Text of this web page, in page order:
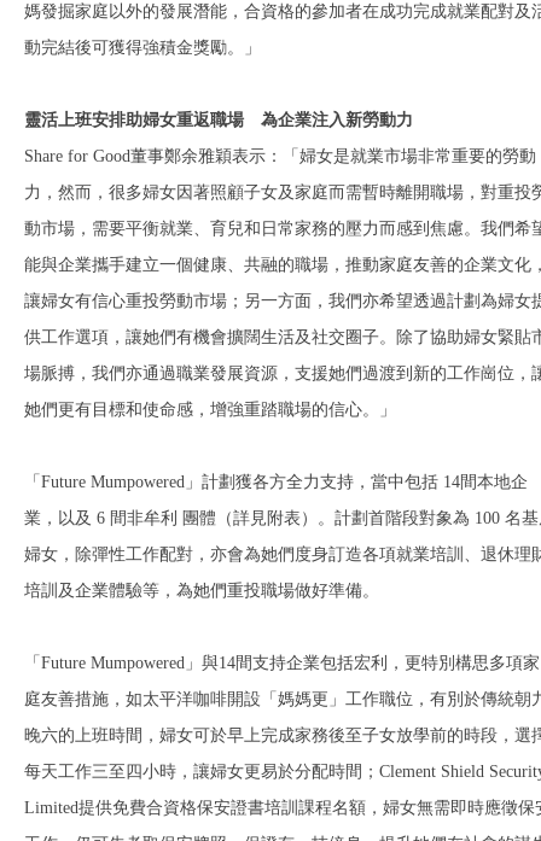
媽發掘家庭以外的發展潛能，合資格的參加者在成功完成就業配對及
動完結後可獲得強積金獎勵。」
靈活上班安排助婦女重返職場 為企業注入新勞動力
Share for Good董事鄭余雅穎表示：「婦女是就業市場非常重要的勞動
力，然而，很多婦女因著照顧子女及家庭而需暫時離開職場，對重投
動市場，需要平衡就業、育兒和日常家務的壓力而感到焦慮。我們希
能與企業攜手建立一個健康、共融的職場，推動家庭友善的企業文化
讓婦女有信心重投勞動市場；另一方面，我們亦希望透過計劃為婦女
供工作選項，讓她們有機會擴闊生活及社交圈子。除了協助婦女緊貼
場脈搏，我們亦通過職業發展資源，支援她們過渡到新的工作崗位，
她們更有目標和使命感，增強重踏職場的信心。」
「Future Mumpowered」計劃獲各方全力支持，當中包括 14間本地企
業，以及 6 間非牟利 團體（詳見附表）。計劃首階段對象為 100 名
婦女，除彈性工作配對，亦會為她們度身訂造各項就業培訓、退休理
培訓及企業體驗等，為她們重投職場做好準備。
「Future Mumpowered」與14間支持企業包括宏利，更特別構思多項家
庭友善措施，如太平洋咖啡開設「媽媽更」工作職位，有別於傳統朝
晚六的上班時間，婦女可於早上完成家務後至子女放學前的時段，選
每天工作三至四小時，讓婦女更易於分配時間；Clement Shield
Limited提供免費合資格保安證書培訓課程名額，婦女無需即時應徵保